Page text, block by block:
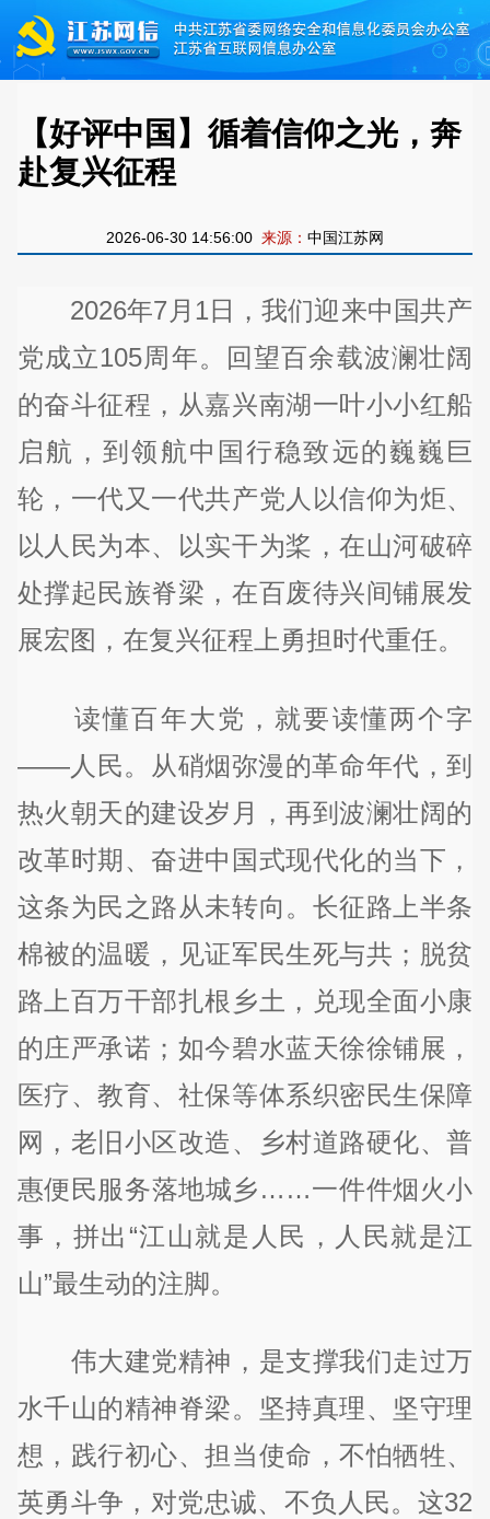
【好评中国】循着信仰之光，奔
赴复兴征程
2026-06-30 14:56:00 来源： 中国江苏网
2026年7月1日，我们迎来中国共产
党成立105周年。回望百余载波澜壮阔
的奋斗征程，从嘉兴南湖一叶小小红船
启航，到领航中国行稳致远的巍巍巨
轮，一代又一代共产党人以信仰为炬、
以人民为本、以实干为桨，在山河破碎
处撑起民族脊梁，在百废待兴间铺展发
展宏图，在复兴征程上勇担时代重任。
读懂百年大党，就要读懂两个字
——人民。从硝烟弥漫的革命年代，到
热火朝天的建设岁月，再到波澜壮阔的
改革时期、奋进中国式现代化的当下，
这条为民之路从未转向。长征路上半条
棉被的温暖，见证军民生死与共；脱贫
路上百万干部扎根乡土，兑现全面小康
的庄严承诺；如今碧水蓝天徐徐铺展，
医疗、教育、社保等体系织密民生保障
网，老旧小区改造、乡村道路硬化、普
惠便民服务落地城乡……一件件烟火小
事，拼出“江山就是人民，人民就是江
山”最生动的注脚。
伟大建党精神，是支撑我们走过万
水千山的精神脊梁。坚持真理、坚守理
想，践行初心、担当使命，不怕牺牲、
英勇斗争，对党忠诚、不负人民。这32